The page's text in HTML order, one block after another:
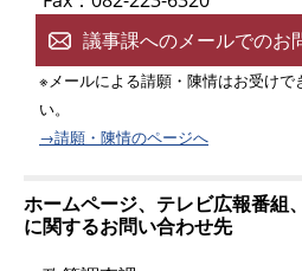
議事課へのメールでのお
※メールによる請願・陳情はお受けで
い。
→請願・陳情のページへ
ホームページ、テレビ広報番組
に関するお問い合わせ先